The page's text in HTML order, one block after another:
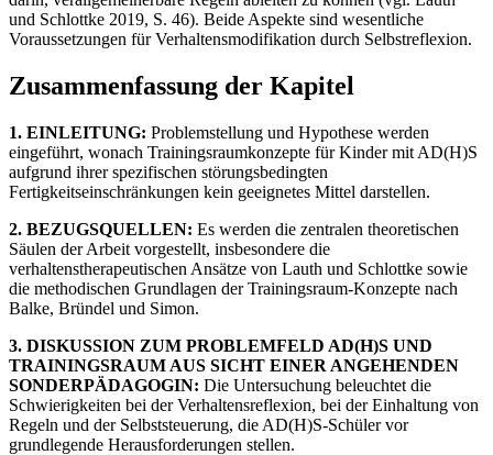
und Schlottke 2019, S. 46). Beide Aspekte sind wesentliche
Voraussetzungen für Verhaltensmodifikation durch Selbstreflexion.
Zusammenfassung der Kapitel
1. EINLEITUNG: Problemstellung und Hypothese werden
eingeführt, wonach Trainingsraumkonzepte für Kinder mit AD(H)S
aufgrund ihrer spezifischen störungsbedingten
Fertigkeitseinschränkungen kein geeignetes Mittel darstellen.
2. BEZUGSQUELLEN: Es werden die zentralen theoretischen
Säulen der Arbeit vorgestellt, insbesondere die
verhaltenstherapeutischen Ansätze von Lauth und Schlottke sowie
die methodischen Grundlagen der Trainingsraum-Konzepte nach
Balke, Bründel und Simon.
3. DISKUSSION ZUM PROBLEMFELD AD(H)S UND
TRAININGSRAUM AUS SICHT EINER ANGEHENDEN
SONDERPÄDAGOGIN: Die Untersuchung beleuchtet die
Schwierigkeiten bei der Verhaltensreflexion, bei der Einhaltung von
Regeln und der Selbststeuerung, die AD(H)S-Schüler vor
grundlegende Herausforderungen stellen.